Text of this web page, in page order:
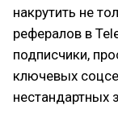
накрутить не
рефералов в
подписчики,
ключевых
нестандартных